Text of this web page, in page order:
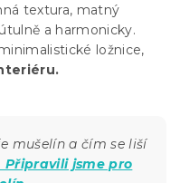
textura, matný
a harmonicky.
ložnice,
mušelín a čím se liší
Připravili jsme pro